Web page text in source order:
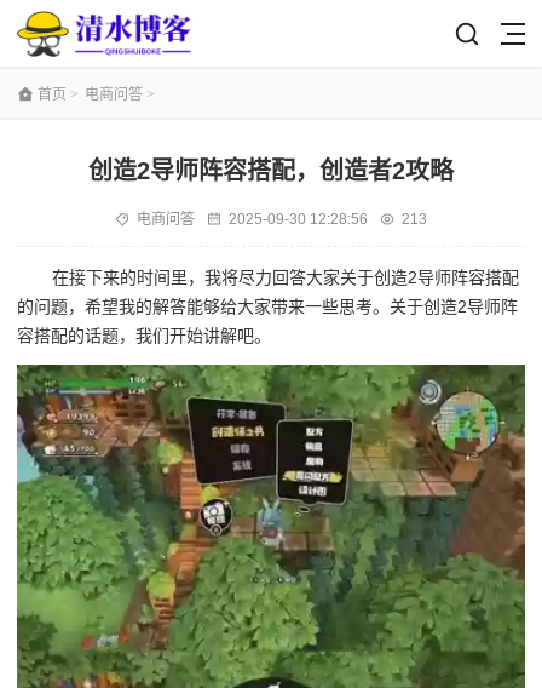
首页 > 电商问答 >
创造2导师阵容搭配，创造者2攻略
电商问答 2025-09-30 12:28:56 213
在接下来的时间里，我将尽力回答大家关于创造2导师阵容搭配
的问题，希望我的解答能够给大家带来一些思考。关于创造2导师阵
容搭配的话题，我们开始讲解吧。